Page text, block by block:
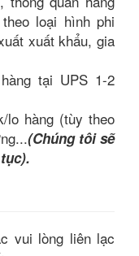
loại hình phi
xuất khẩu, gia
tại UPS 1-2
lo hàng (tùy theo
(Chúng tôi sẽ
vui lòng liên lạc